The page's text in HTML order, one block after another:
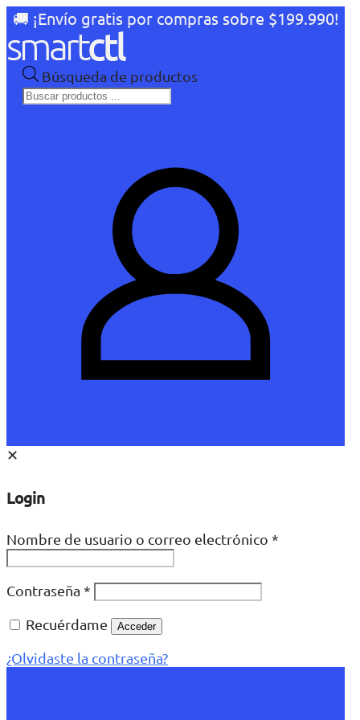
🚚 ¡Envío gratis por compras sobre $199.990!
Búsqueda de productos
✕
Login
Nombre de usuario o correo electrónico *
Contraseña *
Recuérdame
Acceder
¿Olvidaste la contraseña?